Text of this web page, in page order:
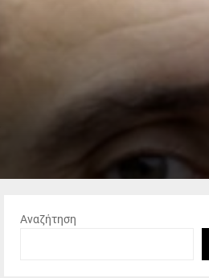
Αναζήτηση